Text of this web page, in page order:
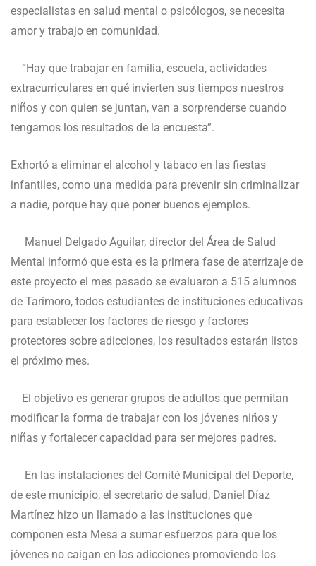
especialistas en salud mental o psicólogos, se necesita
amor y trabajo en comunidad.
“Hay que trabajar en familia, escuela, actividades
extracurriculares en qué invierten sus tiempos nuestros
niños y con quien se juntan, van a sorprenderse cuando
tengamos los resultados de la encuesta”.
Exhortó a eliminar el alcohol y tabaco en las fiestas
infantiles, como una medida para prevenir sin criminalizar
a nadie, porque hay que poner buenos ejemplos.
Manuel Delgado Aguilar, director del Área de Salud
Mental informó que esta es la primera fase de aterrizaje de
este proyecto el mes pasado se evaluaron a 515 alumnos
de Tarimoro, todos estudiantes de instituciones educativas
para establecer los factores de riesgo y factores
protectores sobre adicciones, los resultados estarán listos
el próximo mes.
El objetivo es generar grupos de adultos que permitan
modificar la forma de trabajar con los jóvenes niños y
niñas y fortalecer capacidad para ser mejores padres.
En las instalaciones del Comité Municipal del Deporte,
de este municipio, el secretario de salud, Daniel Díaz
Martínez hizo un llamado a las instituciones que
componen esta Mesa a sumar esfuerzos para que los
jóvenes no caigan en las adicciones promoviendo los